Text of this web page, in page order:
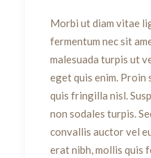
Morbi ut diam vitae
fermentum nec sit
malesuada turpis ut
eget quis enim. Proin
quis fringilla nisl.
non sodales turpis.
convallis auctor vel
erat nibh, mollis quis